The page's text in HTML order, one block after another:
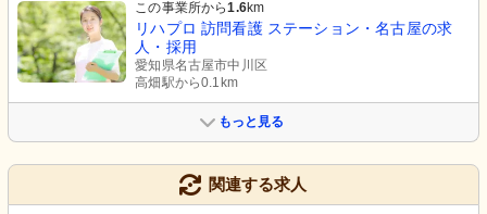
この事業所から1.6km
リハプロ 訪問看護 ステーション・名古屋の求
人・採用
愛知県名古屋市中川区
高畑駅から0.1km
もっと見る
関連する求人